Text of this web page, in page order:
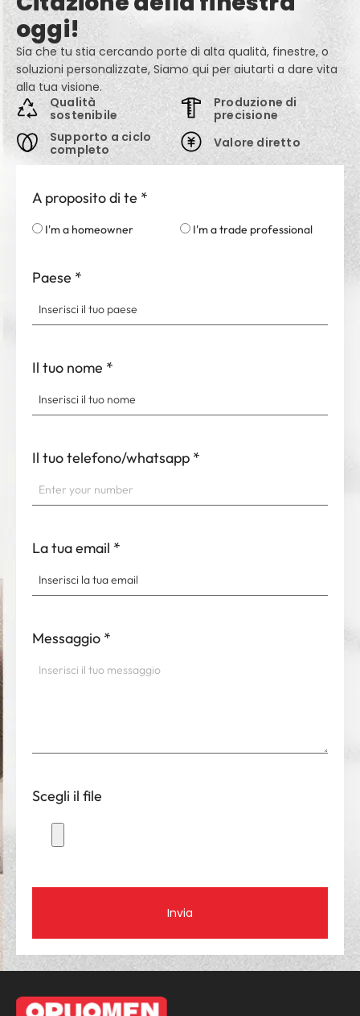
oggi!
Sia che tu stia cercando porte di alta qualità, finestre, o
soluzioni personalizzate, Siamo qui per aiutarti a dare vita
alla tua visione.
Qualità
sostenibile
Supporto a ciclo
completo
Produzione di
precisione
Valore diretto
A proposito di te *
I'm a homeowner I'm a trade professional
Paese *
Il tuo nome *
Il tuo telefono/whatsapp *
La tua email *
Messaggio *
Scegli il file
Invia